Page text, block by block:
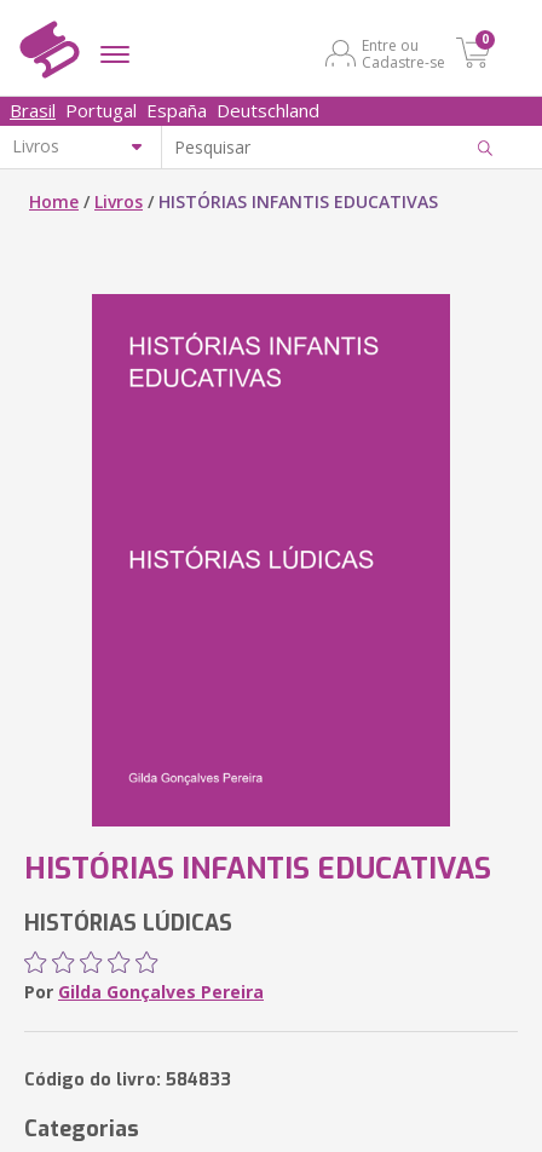
Entre ou
Cadastre-se
0
Brasil Portugal España Deutschland
Home / Livros / HISTÓRIAS INFANTIS EDUCATIVAS
HISTÓRIAS INFANTIS EDUCATIVAS
HISTÓRIAS LÚDICAS
Por Gilda Gonçalves Pereira
Código do livro: 584833
Categorias